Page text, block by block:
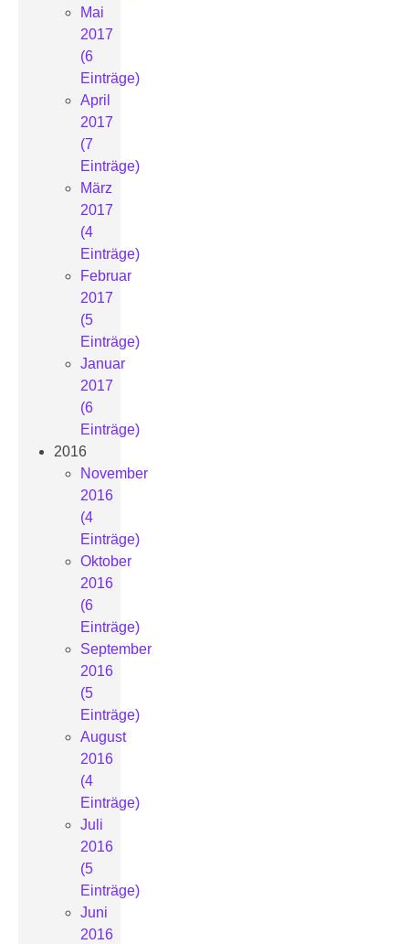
Mai
2017
(6
Einträge)
April
2017
(7
Einträge)
März
2017
(4
Einträge)
Februar
2017
(5
Einträge)
Januar
2017
(6
Einträge)
2016
November
2016
(4
Einträge)
Oktober
2016
(6
Einträge)
September
2016
(5
Einträge)
August
2016
(4
Einträge)
Juli
2016
(5
Einträge)
Juni
2016